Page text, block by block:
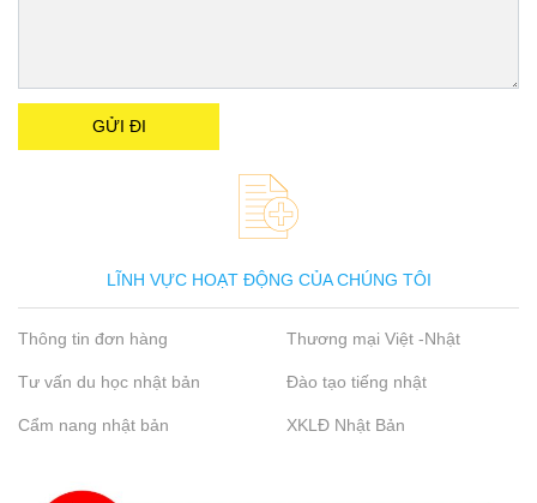
LĨNH VỰC HOẠT ĐỘNG CỦA CHÚNG TÔI
Thông tin đơn hàng Thương mại Việt -Nhật
Tư vấn du học nhật bản Đào tạo tiếng nhật
Cẩm nang nhật bản XKLĐ Nhật Bản